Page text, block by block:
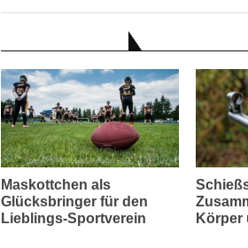
Maskottchen als
Glücksbringer für den
Lieblings-Sportverein
Körper